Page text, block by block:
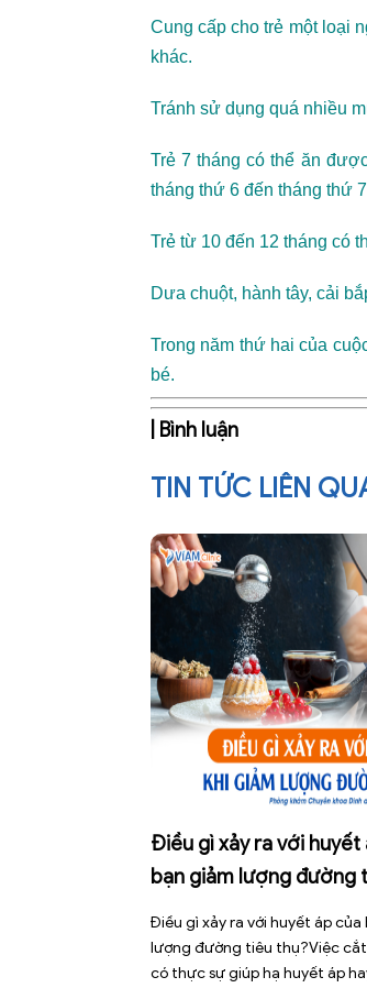
Cung cấp cho trẻ một loại
khác.
Tránh sử dụng quá nhiều
Trẻ 7 tháng có thể ăn
tháng thứ 6 đến tháng thứ
Trẻ từ 10 đến 12 tháng có
Dưa chuột, hành tây, cải
Trong năm thứ hai của
bé.
| Bình luận
TIN TỨC LIÊN
Điều gì xảy ra với huyết
bạn giảm lượng đường
Điều gì xảy ra với huyết áp của
lượng đường tiêu thụ?Việc
có thực sự giúp hạ huyết áp